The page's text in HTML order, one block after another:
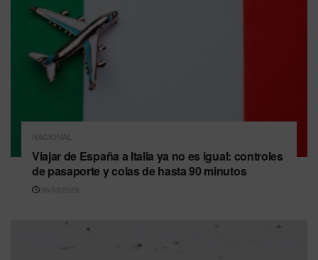
NACIONAL
Viajar de España a Italia ya no es igual: controles
de pasaporte y colas de hasta 90 minutos
06/08/2026